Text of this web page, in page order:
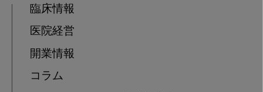
臨床情報
医院経営
開業情報
コラム